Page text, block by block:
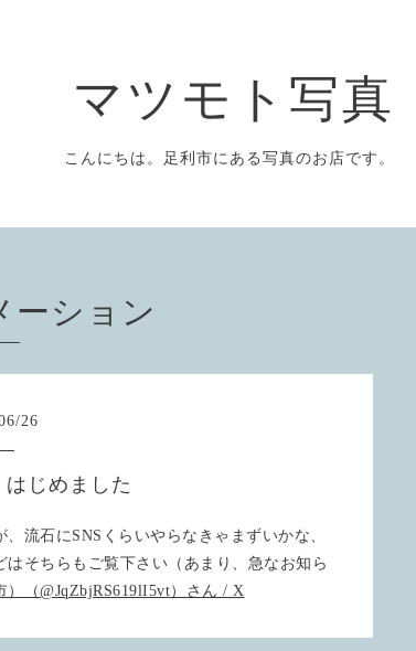
マツモト写真
こんにちは。足利市にある写真のお店です。
ーション
/26
じめました
流石にSNSくらいやらなきゃまずいかな、
そちらもご覧下さい（あまり、急なお知ら
）（@JqZbjRS619lI5vt）さん / X